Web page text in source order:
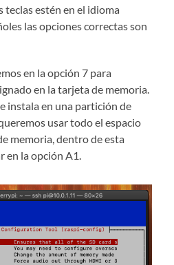
teclas estén en el idioma
las opciones correctas son
en la opción 7 para
en la tarjeta de memoria.
instala en una partición de
usar todo el espacio
memoria, dentro de esta
en la opción A1.